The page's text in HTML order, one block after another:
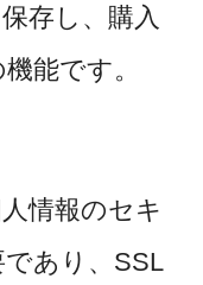
存し、購入
能です。
情報のセキ
あり、SSL